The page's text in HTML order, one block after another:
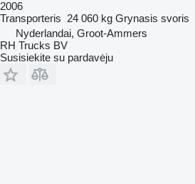
2006
Transporteris 24 060 kg Grynasis svoris
Nyderlandai, Groot-Ammers
RH Trucks BV
Susisiekite su pardavėju